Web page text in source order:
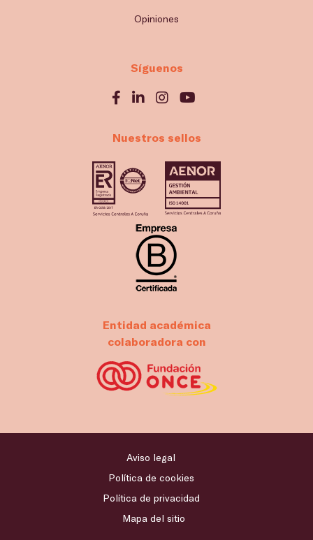
Opiniones
Síguenos
Nuestros sellos
Entidad académica
colaboradora con
Aviso legal
Política de cookies
Política de privacidad
Mapa del sitio